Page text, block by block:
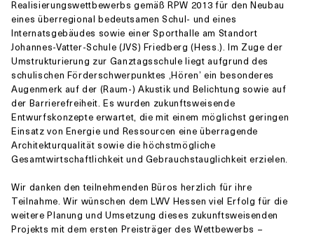
Realisierungswettbewerbs gemäß RPW 2013 für den Neubau
eines überregional bedeutsamen Schul- und eines
Internatsgebäudes sowie einer Sporthalle am Standort
Johannes-Vatter-Schule (JVS) Friedberg (Hess.). Im Zuge der
Umstrukturierung zur Ganztagsschule liegt aufgrund des
schulischen Förderschwerpunktes ‚Hören’ ein besonderes
Augenmerk auf der (Raum-) Akustik und Belichtung sowie auf
der Barrierefreiheit. Es wurden zukunftsweisende
Entwurfskonzepte erwartet, die mit einem möglichst geringen
Einsatz von Energie und Ressourcen eine überragende
Architekturqualität sowie die höchstmögliche
Gesamtwirtschaftlichkeit und Gebrauchstauglichkeit erzielen.
Wir danken den teilnehmenden Büros herzlich für ihre
Teilnahme. Wir wünschen dem LWV Hessen viel Erfolg für die
weitere Planung und Umsetzung dieses zukunftsweisenden
Projekts mit dem ersten Preisträger des Wettbewerbs –